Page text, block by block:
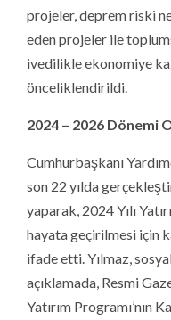
projeler, deprem riski
eden projeler ile
ivedilikle ekonomiye
önceliklendirildi.
2024 – 2026 Dönemi
Cumhurbaşkanı
son 22 yılda
yaparak, 2024 Yılı
hayata geçirilmesi için
ifade etti. Yılmaz,
açıklamada, Resmi
Yatırım Programı’nın